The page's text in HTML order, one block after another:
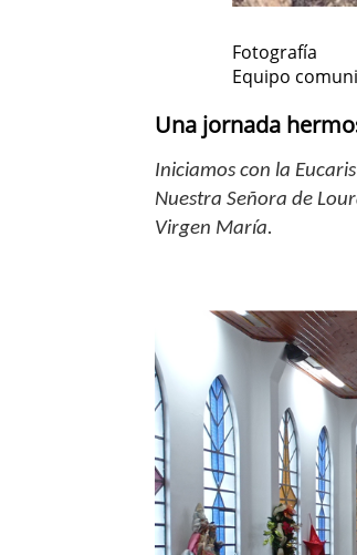
Fotografía
Equipo
Una jornada
Iniciamos con la
Nuestra Señora de
Virgen María.